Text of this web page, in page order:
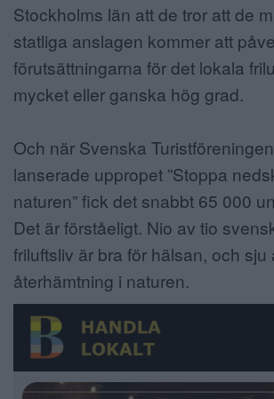
Stockholms län att de tror att de
statliga anslagen kommer att
förutsättningarna för det lokala
mycket eller ganska hög grad.
Och när Svenska
lanserade uppropet ”Stoppa
naturen” fick det snabbt 65 000
Det är förståeligt. Nio av tio
friluftsliv är bra för hälsan, och
återhämtning i naturen.